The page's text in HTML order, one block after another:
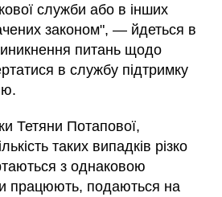
служби або в інших
законом", — йдеться в
питань щодо
в службу підтримку
Тетяни Потапової,
таких випадків різко
з однаковою
працюють, подаються на